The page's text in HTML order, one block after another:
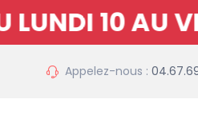
10 AU
Appelez-nous :